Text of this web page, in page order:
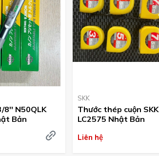
8'' N50QLK
Bản
SKK
Thước thép cuộn SKK
LC2575 Nhật Bản
Liên hệ